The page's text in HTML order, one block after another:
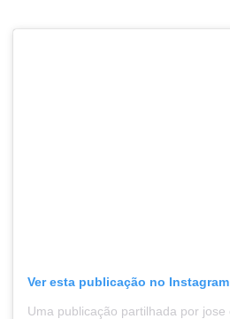
Ver esta publicação no Instagram